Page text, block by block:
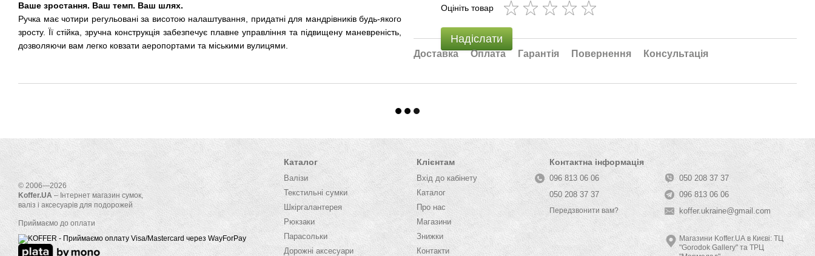
Ваше зростання. Ваш темп. Ваш шлях.
Ручка має чотири регульовані за висотою налаштування, придатні для мандрівників будь-якого
зросту. Її стійка, зручна конструкція забезпечує плавне управління та підвищену маневреність,
дозволяючи вам легко ковзати аеропортами та міськими вулицями.
Оцініть товар
Надіслати
Доставка Оплата Гарантія Повернення Консультація
© 2006—2026
Koffer.UA – Інтернет магазин сумок,
валіз і аксесуарів для подорожей
Приймаємо до оплати
Каталог
Валізи
Текстильні сумки
Шкіргалантерея
Рюкзаки
Парасольки
Дорожні аксесуари
Клієнтам
Вхід до кабінету
Каталог
Про нас
Магазини
Знижки
Контакти
Контактна інформація
096 813 06 06
050 208 37 37
Передзвонити вам?
050 208 37 37
096 813 06 06
koffer.ukraine@gmail.com
Магазини Koffer.UA в Києві: ТЦ
"Gorodok Gallery" та ТРЦ